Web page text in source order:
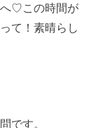
へ♡この時間が
て！素晴らし
です。